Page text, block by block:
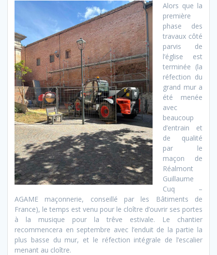
Alors que la
première
phase des
travaux côté
parvis de
l’église est
terminée (la
réfection du
grand mur a
été menée
avec
beaucoup
d’entrain et
de qualité
par le
maçon de
Réalmont
Guillaume
Cuq –
AGAME maçonnerie, conseillé par les Bâtiments de
France), le temps est venu pour le cloître d’ouvrir ses portes
à la musique pour la trêve estivale. Le chantier
recommencera en septembre avec l’enduit de la partie la
plus basse du mur, et le réfection intégrale de l’escalier
menant au cloître.